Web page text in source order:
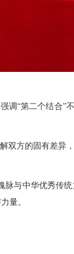
“第二个结合”
方的固有差异
与中华优秀传
量。